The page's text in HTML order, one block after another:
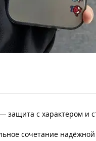
защита с характером и
сочетание